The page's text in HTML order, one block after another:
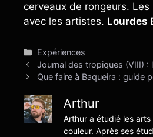
cerveaux de rongeurs.
avec les artistes. Lourdes
Catégories
Expériences
Journal des tropiques (VIII) :
Que faire à Baqueira : guide
Arthur
Arthur a étudié les
couleur. Après ses